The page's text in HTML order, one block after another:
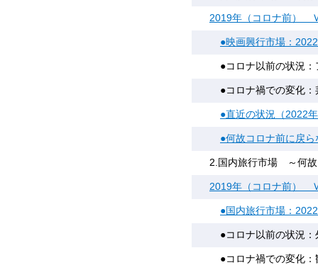
2019年（コロナ前）
●映画興行市場：
●コロナ以前の状況
●コロナ禍での変化
●直近の状況（2022
●何故コロナ前に戻
2.国内旅行市場 ～何故
2019年（コロナ前）
●国内旅行市場：
●コロナ以前の状況
●コロナ禍での変化